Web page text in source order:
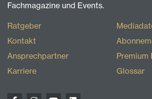
Fachmagazine und Events.
Ratgeber
Kontakt
Ansprechpartner
Karriere
Premium
Glossar